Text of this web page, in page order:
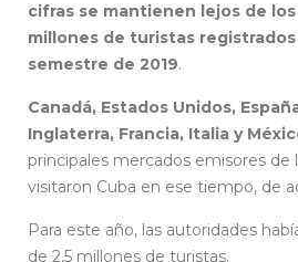
cifras se mantienen lejos de
millones de turistas
semestre de 2019.
Canadá, Estados Unidos,
Inglaterra, Francia, Italia y
principales mercados emisores de
visitaron Cuba en ese tiempo, de
Para este año, las autoridades
de 2,5 millones de turistas.